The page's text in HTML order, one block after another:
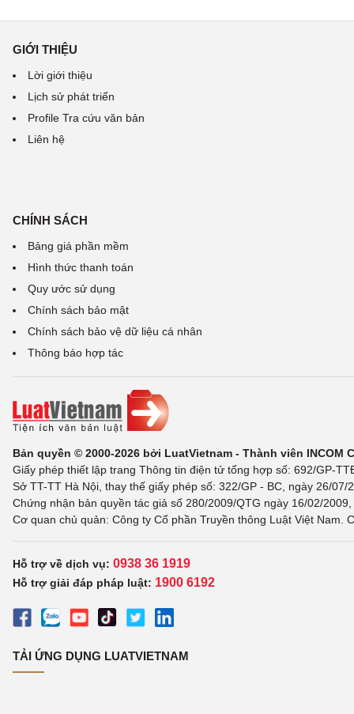
GIỚI THIỆU
Lời giới thiệu
Lịch sử phát triển
Profile Tra cứu văn bản
Liên hệ
CHÍNH SÁCH
Bảng giá phần mềm
Hình thức thanh toán
Quy ước sử dụng
Chính sách bảo mật
Chính sách bảo vệ dữ liệu cá nhân
Thông báo hợp tác
Bản quyền © 2000-2026 bởi LuatVietnam - Thành viên INCOM
Giấy phép thiết lập trang Thông tin điện tử tổng hợp số: 692/GP-
Sở TT-TT Hà Nội, thay thế giấy phép số: 322/GP - BC, ngày 26/
Chứng nhận bản quyền tác giả số 280/2009/QTG ngày 16/02/
Cơ quan chủ quản: Công ty Cổ phần Truyền thông Luật Việt Nam.
Hỗ trợ về dịch vụ: 0938 36 1919
Hỗ trợ giải đáp pháp luật: 1900 6192
TẢI ỨNG DỤNG LUATVIETNAM